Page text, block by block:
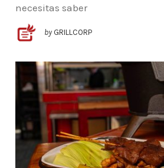
necesitas saber
by GRILLCORP